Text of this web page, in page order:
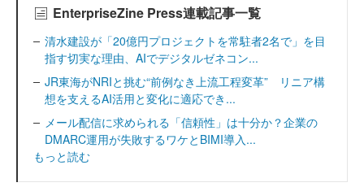
EnterpriseZine Press連載記事一覧
清水建設が「20億円プロジェクトを常駐者2名で」を目
指す切実な理由、AIでデジタルゼネコン...
JR東海がNRIと挑む“前例なき上流工程変革” リニア構
想を支えるAI活用と変化に適応でき...
メール配信に求められる「信頼性」は十分か？企業の
DMARC運用が失敗するワケとBIMI導入...
もっと読む